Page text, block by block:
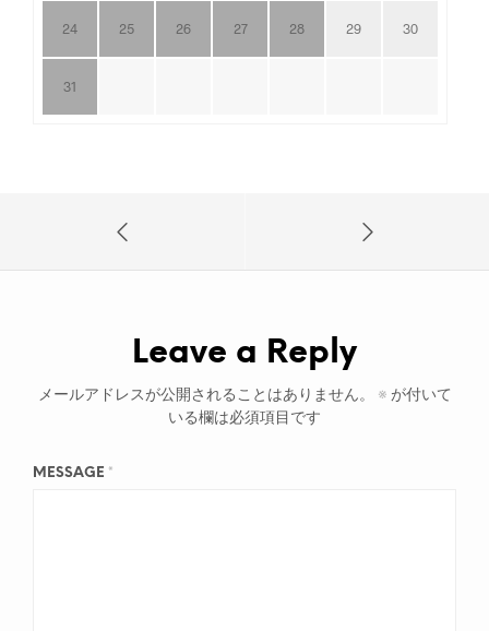
24 25 26 27 28 29 30
31
Leave a Reply
メールアドレスが公開されることはありません。 ※ が付いて
いる欄は必須項目です
MESSAGE *